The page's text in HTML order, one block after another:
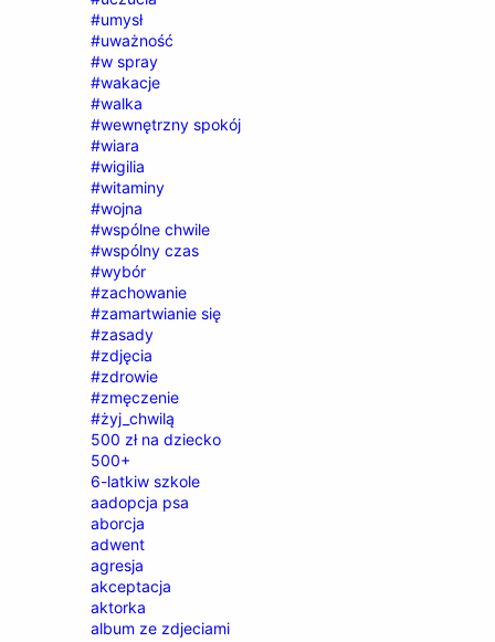
#umysł
#uważność
#w spray
#wakacje
#walka
#wewnętrzny spokój
#wiara
#wigilia
#witaminy
#wojna
#wspólne chwile
#wspólny czas
#wybór
#zachowanie
#zamartwianie się
#zasady
#zdjęcia
#zdrowie
#zmęczenie
#żyj_chwilą
500 zł na dziecko
500+
6-latkiw szkole
aadopcja psa
aborcja
adwent
agresja
akceptacja
aktorka
album ze zdjeciami